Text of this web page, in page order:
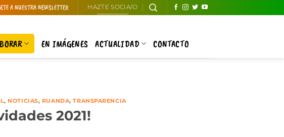
A NUESTRA NEWSLETTER HAZTE SOCIA/O
EN IMÁGENES ACTUALIDAD CONTACTO
, NOTICIAS, RUANDA,TRANSPARENCIA
2021!